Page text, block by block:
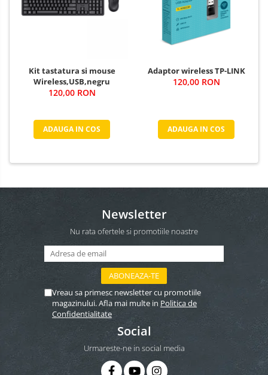
Kit tastatura si mouse
Wireless,USB,negru
120,00 RON
ADAUGA IN COS
Adaptor wireless TP-LINK
120,00 RON
ADAUGA IN COS
Newsletter
Nu rata ofertele si promotiile noastre
Vreau sa primesc newsletter cu promotiile
magazinului. Afla mai multe in Politica de
Confidentialitate
Social
Urmareste-ne in social media